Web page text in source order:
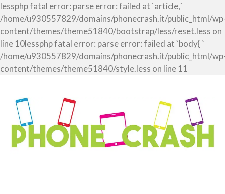
lessphp fatal error: parse error: failed at `article,`
/home/u930557829/domains/phonecrash.it/public_html/
content/themes/theme51840/bootstrap/less/reset.less on
line 10lessphp fatal error: parse error: failed at `body{ `
/home/u930557829/domains/phonecrash.it/public_html/
content/themes/theme51840/style.less on line 11